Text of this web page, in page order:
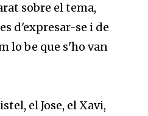
sobre el tema,
d'expresar-se i de
lo be que s'ho van
el Jose, el Xavi,